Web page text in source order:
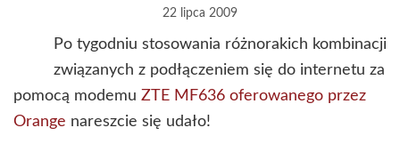
22 lipca 2009
Po tygodniu stosowania różnorakich kombinacji
związanych z podłączeniem się do internetu za
pomocą modemu ZTE MF636 oferowanego przez
Orange nareszcie się udało!